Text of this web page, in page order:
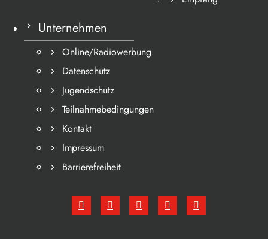
Unternehmen
Online/Radiowerbung
Datenschutz
Jugendschutz
Teilnahmebedingungen
Kontakt
Impressum
Barrierefreiheit